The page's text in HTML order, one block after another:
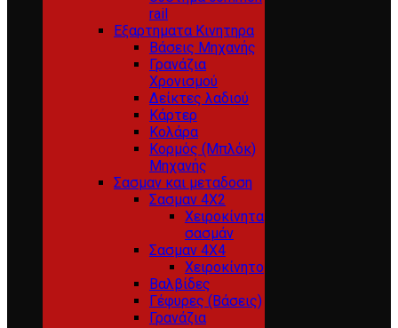
rail
Εξαρτηματα Κινητηρα
Βάσεις Μηχανής
Γρανάζια
Χρονισμού
Δείκτες λαδιού
Κάρτερ
Κολάρα
Κορμός (Μπλόκ)
Μηχανής
Σασμαν και μεταδοση
Σασμαν 4Χ2
Χειροκίνητα
σασμάν
Σασμαν 4Χ4
Χειροκίνητο
Βαλβίδες
Γέφυρες (Βάσεις)
Γρανάζια